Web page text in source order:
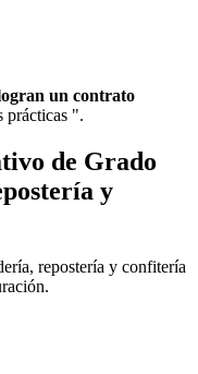
un contrato
prácticas ".
de Grado
y
repostería y confitería